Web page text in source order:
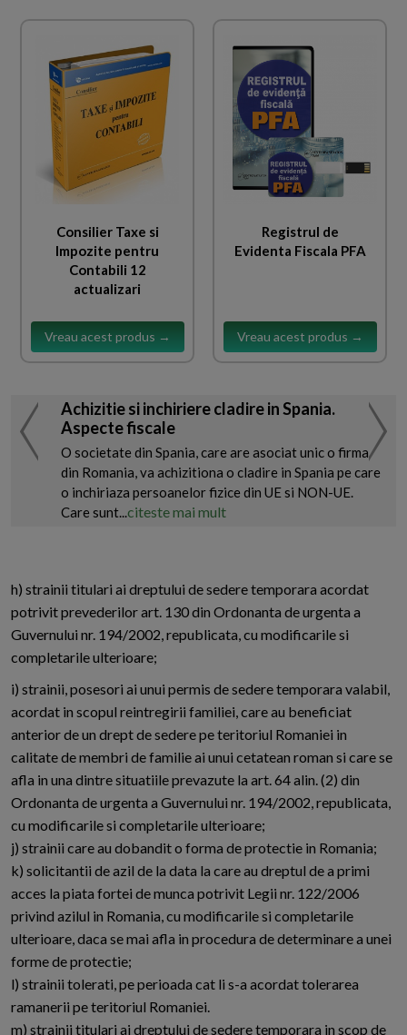
Consilier Taxe si
Impozite pentru
Contabili 12
actualizari
Vreau acest produs →
Registrul de
Evidenta Fiscala PFA
Vreau acest produs →
Achizitie si inchiriere cladire in Spania.
Aspecte fiscale
O societate din Spania, care are asociat unic o firma
din Romania, va achizitiona o cladire in Spania pe care
o inchiriaza persoanelor fizice din UE si NON-UE.
Care sunt...citeste mai mult
h) strainii titulari ai dreptului de sedere temporara acordat
potrivit prevederilor art. 130 din Ordonanta de urgenta a
Guvernului nr. 194/2002, republicata, cu modificarile si
completarile ulterioare;
i) strainii, posesori ai unui permis de sedere temporara valabil,
acordat in scopul reintregirii familiei, care au beneficiat
anterior de un drept de sedere pe teritoriul Romaniei in
calitate de membri de familie ai unui cetatean roman si care se
afla in una dintre situatiile prevazute la art. 64 alin. (2) din
Ordonanta de urgenta a Guvernului nr. 194/2002, republicata,
cu modificarile si completarile ulterioare;
j) strainii care au dobandit o forma de protectie in Romania;
k) solicitantii de azil de la data la care au dreptul de a primi
acces la piata fortei de munca potrivit Legii nr. 122/2006
privind azilul in Romania, cu modificarile si completarile
ulterioare, daca se mai afla in procedura de determinare a unei
forme de protectie;
l) strainii tolerati, pe perioada cat li s-a acordat tolerarea
ramanerii pe teritoriul Romaniei.
m) strainii titulari ai dreptului de sedere temporara in scop de